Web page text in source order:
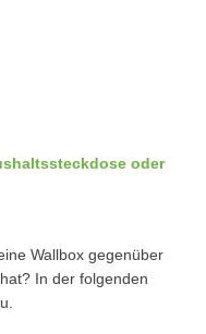
oder
Wallbox gegenüber
In der folgenden